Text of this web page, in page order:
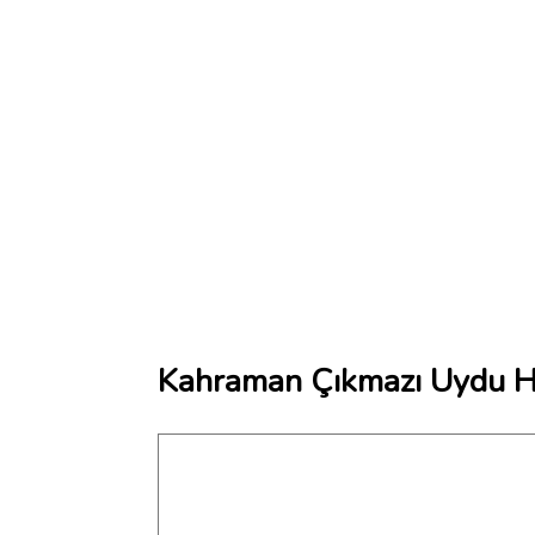
Kahraman Çıkmazı Uydu